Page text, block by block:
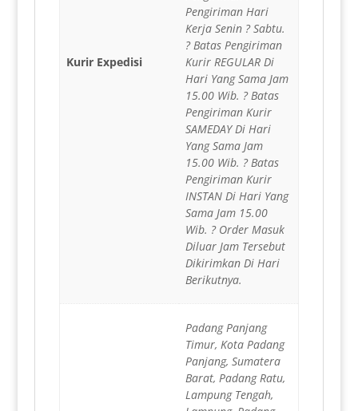
Kurir Expedisi
Pengiriman Hari
Kerja Senin ? Sabtu.
? Batas Pengiriman
Kurir REGULAR Di
Hari Yang Sama Jam
15.00 Wib. ? Batas
Pengiriman Kurir
SAMEDAY Di Hari
Yang Sama Jam
15.00 Wib. ? Batas
Pengiriman Kurir
INSTAN Di Hari Yang
Sama Jam 15.00
Wib. ? Order Masuk
Diluar Jam Tersebut
Dikirimkan Di Hari
Berikutnya.
Padang Panjang
Timur, Kota Padang
Panjang, Sumatera
Barat, Padang Ratu,
Lampung Tengah,